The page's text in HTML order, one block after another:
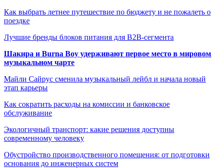
Как выбрать летнее путешествие по бюджету и не пожалеть о
поездке
Лучшие бренды блоков питания для B2B-сегмента
Шакира и Burna Boy удерживают первое место в мировом
музыкальном чарте
Майли Сайрус сменила музыкальный лейбл и начала новый
этап карьеры
Как сократить расходы на комиссии и банковское
обслуживание
Экологичный транспорт: какие решения доступны
современному человеку
Обустройство производственного помещения: от подготовки
основания до инженерных систем